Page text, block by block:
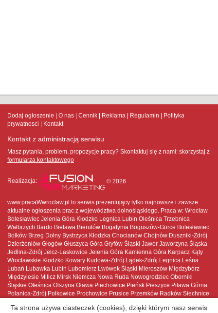
Dodaj ogłoszenie O nas Cennik Reklama Regulamin
Polityka
prywatnosci
Kontakt
Kontakt z administracją serwisu
Masz pytania, problem, propozycje pracy? Skontaktuj się z nami: skorzystaj z
formularza kontaktowego
Realizacja: © 2026
www.pracaWwroclaw.pl to serwis prezentujący tylko najnowsze i zawsze
aktualne ogłoszenia prac z województwa dolnośląskiego. Praca w: Wrocław
Bolesławiec Jelenia Góra Kłodzko Legnica Lubin Oleśnica Trzebnica
Wałbrzych Bardo Bielawa Bierutów Bogatynia Boguszów-Gorce Bolesławiec
Bolków Brzeg Dolny Bystrzyca Kłodzka Chocianów Chojnów Duszniki-Zdrój
Dzierżoniów Głogów Głuszyca Góra Gryfów Śląski Jawor Jaworzyna Śląska
Jedlina-Zdrój Jelcz-Laskowice Jelenia Góra Kamienna Góra Karpacz Kąty
Wrocławskie Kłodzko Kowary Kudowa-Zdrój Lądek-Zdrój Legnica Leśna
Lubań Lubawka Lubin Lubomierz Lwówek Śląski Mieroszów Międzybórz
Międzylesie Milicz Mirsk Niemcza Nowa Ruda Nowogrodziec Oborniki
Śląskie Oleśnica Olszyna Oława Piechowice Pieńsk Pieszyce Piława Górna
Polanica-Zdrój Polkowice Prochowice Prusice Przemków Radków Siechnice
Szklarska Poręba Ścinawa Środa Śląska Świdnica Świebodzice Świeradów-
Ta strona używa ciasteczek (cookies), dzięki którym nasz serwis